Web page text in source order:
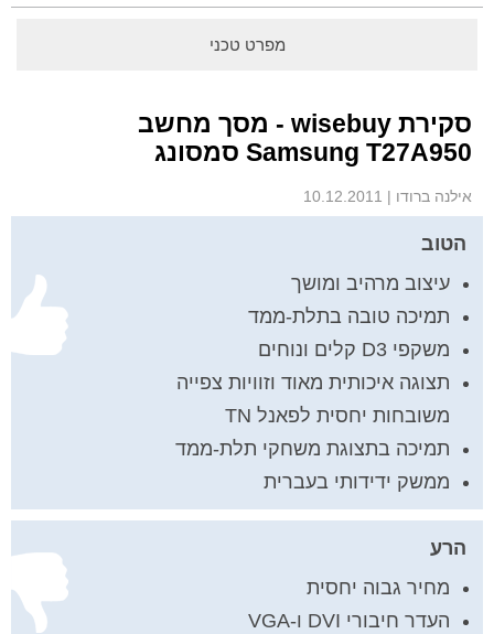
מפרט טכני
סקירת wisebuy - מסך מחשב
Samsung T27A950 סמסונג
אילנה ברודו |
הטוב
עיצוב מרהיב ומושך
תמיכה טובה בתלת-ממד
משקפי D3 קלים ונוחים
תצוגה איכותית מאוד וזוויות צפייה
משובחות יחסית לפאנל TN
תמיכה בתצוגת משחקי תלת-ממד
ממשק ידידותי בעברית
הרע
מחיר גבוה יחסית
העדר חיבורי DVI ו-VGA